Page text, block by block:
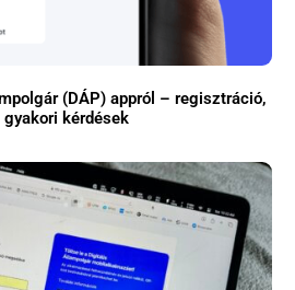
(DÁP) appról – regisztráció,
kérdések